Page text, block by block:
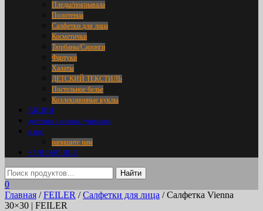
Пледы/покрывала
Полотенца
Салфетки для лица
Косметички
Тюрбаны/Саронги
Фартуки
Халаты
ДЕТСКИЙ ТЕКСТИЛЬ
Постельное белье
Коллекционные куклы
АКЦИИ
доставка / оплата / упаковка
о нас
напишите нам
+7 916 695 18 36
0
Главная /FEILER /Салфетки для лица / Салфетка Vienna
30×30 | FEILER